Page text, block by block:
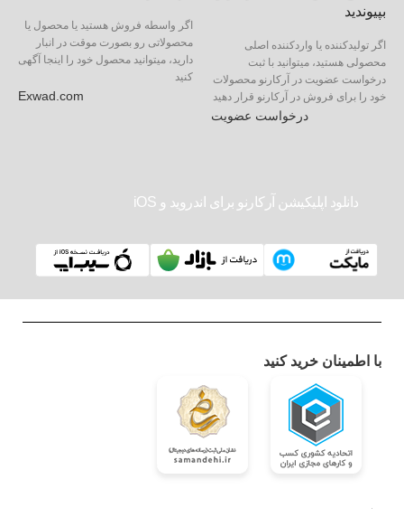
بپیوندید
اگر تولیدکننده یا واردکننده اصلی
محصولی هستید، میتوانید با ثبت
درخواست عضویت در آرکارنو محصولات
خود را برای فروش در آرکارنو قرار دهید
درخواست عضویت
اگر واسطه فروش هستید یا محصول یا
محصولاتی رو بصورت موقت در انبار
دارید، میتوانید محصول خود را اینجا آگهی
کنید
Exwad.com
دانلود اپلیکیشن آرکارنو برای اندروید و iOS
با اطمینان خرید کنید